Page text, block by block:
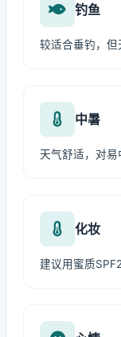
钓鱼
较适合垂钓，但
中暑
天气舒适，对易
化妆
建议用蜜质